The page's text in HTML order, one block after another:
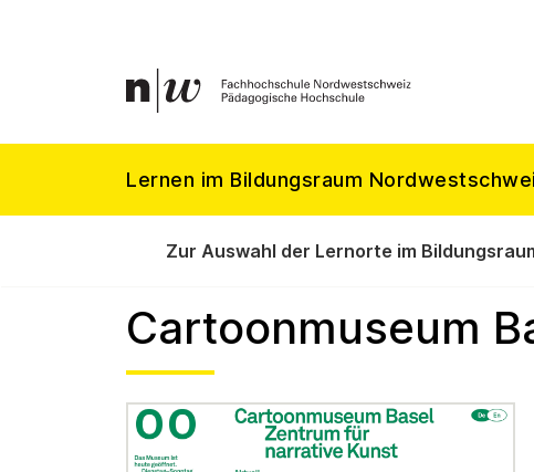
Lernen im Bildungsraum
Zur Auswahl der Lernorte im
Cartoonmuseum